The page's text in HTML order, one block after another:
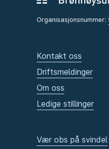
Organisasjonsnummer:
Kontakt oss
Driftsmeldinger
Om oss
Ledige stillinger
Vær obs på svindel